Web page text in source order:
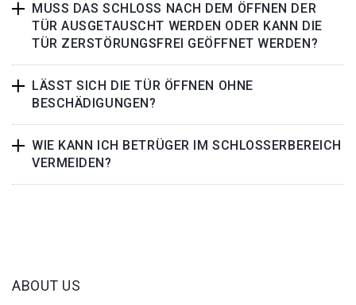
MUSS DAS SCHLOSS NACH DEM ÖFFNEN DER
TÜR AUSGETAUSCHT WERDEN ODER KANN DIE
TÜR ZERSTÖRUNGSFREI GEÖFFNET WERDEN?
LÄSST SICH DIE TÜR ÖFFNEN OHNE
BESCHÄDIGUNGEN?
WIE KANN ICH BETRÜGER IM SCHLOSSERBEREICH
VERMEIDEN?
ABOUT US